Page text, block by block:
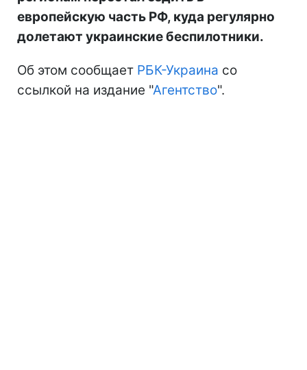
европейскую часть РФ, куда регулярно
долетают украинские беспилотники.
Об этом сообщает РБК-Украина со
ссылкой на издание "Агентство".